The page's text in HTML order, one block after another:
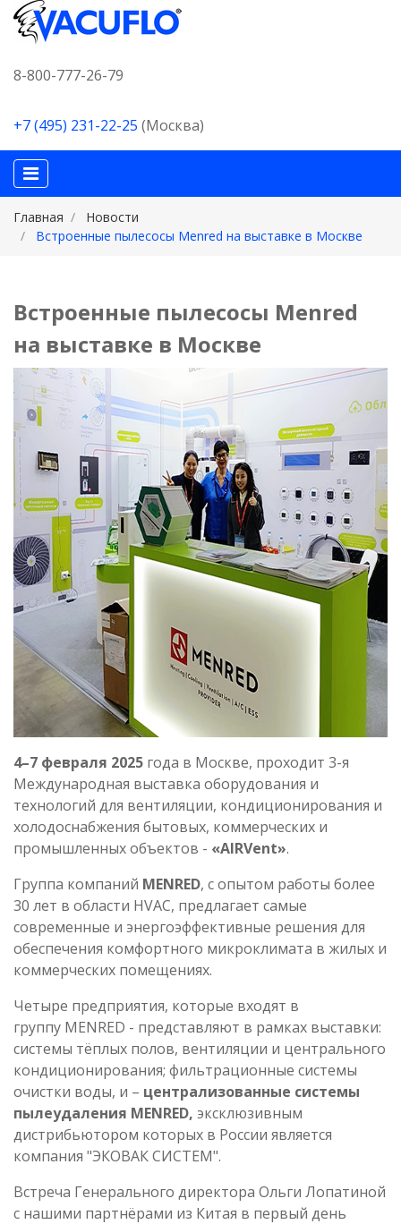
8-800-777-26-79
+7 (495) 231-22-25 (Москва)
Главная
Новости
Встроенные пылесосы Menred на выставке в Москве
Встроенные пылесосы Menred
на выставке в Москве
4–7 февраля 2025 года в Москве, проходит 3-я
Международная выставка оборудования и
технологий для вентиляции, кондиционирования и
холодоснабжения бытовых, коммерческих и
промышленных объектов - «AIRVent».
Группа компаний MENRED, с опытом работы более
30 лет в области HVAC, предлагает самые
современные и энергоэффективные решения для
обеспечения комфортного микроклимата в жилых и
коммерческих помещениях.
Четыре предприятия, которые входят в
группу MENRED - представляют в рамках выставки:
системы тёплых полов, вентиляции и центрального
кондиционирования; фильтрационные системы
очистки воды, и – централизованные системы
пылеудаления MENRED, эксклюзивным
дистрибьютором которых в России является
компания "ЭКОВАК СИСТЕМ".
Встреча Генерального директора Ольги Лопатиной
с нашими партнёрами из Китая в первый день